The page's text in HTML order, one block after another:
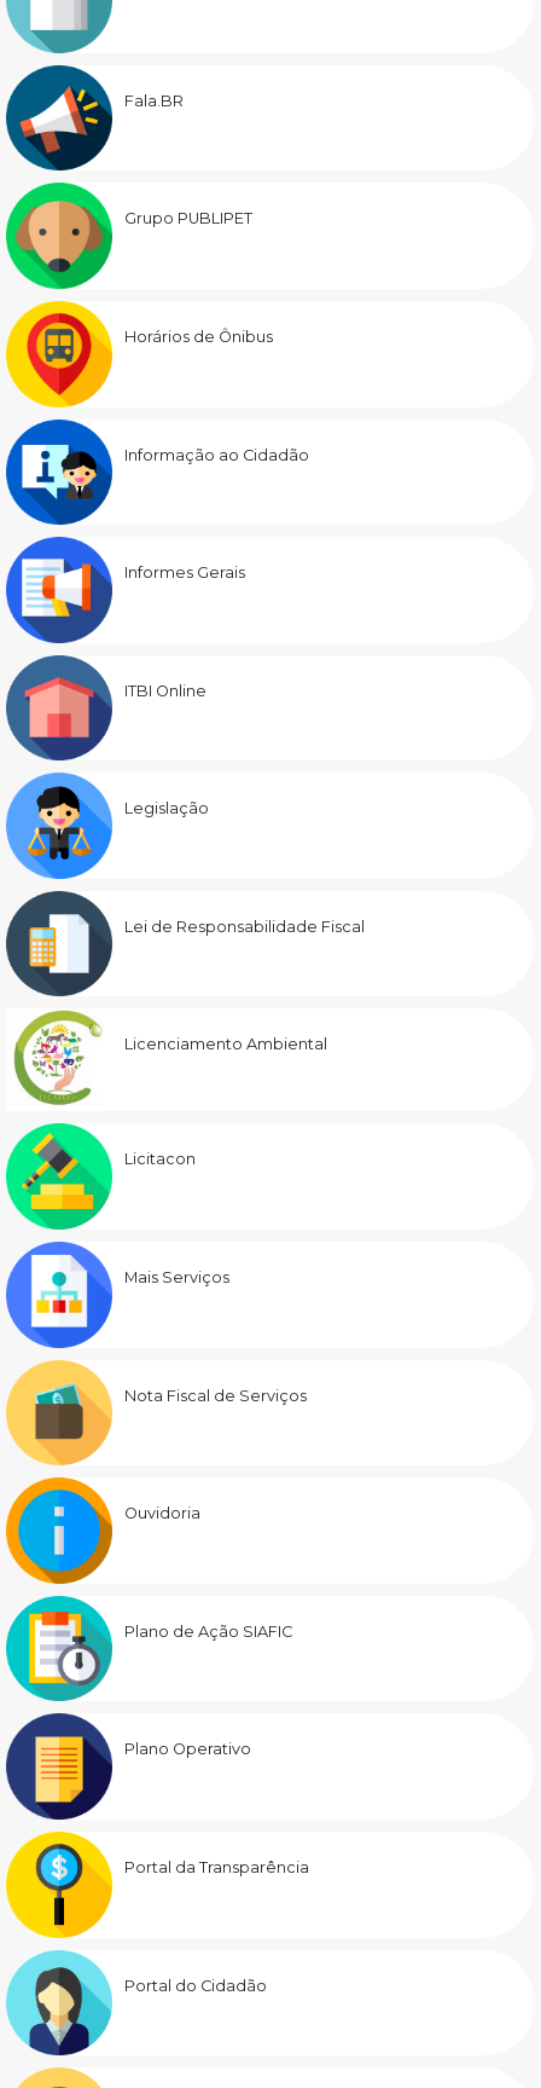
Fala.BR
Grupo PUBLIPET
Horários de Ônibus
Informação ao Cidadão
Informes Gerais
ITBI Online
Legislação
Lei de Responsabilidade Fiscal
Licenciamento Ambiental
Licitacon
Mais Serviços
Nota Fiscal de Serviços
Ouvidoria
Plano de Ação SIAFIC
Plano Operativo
Portal da Transparência
Portal do Cidadão